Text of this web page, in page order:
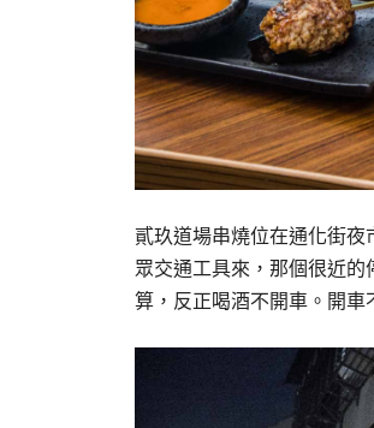
貳玖道場串燒位在通化街夜
眾交通工具來，那個很近的
算，反正喝酒不開車。開車